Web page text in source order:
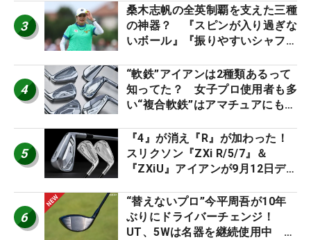
3
桑木志帆の全英制覇を支えた三種
の神器？ 『スピンが入り過ぎな
いボール』『振りやすいシャフ
ー』 #女子プロセッティング
4
“軟鉄”アイアンは2種類あるって
知ってた？ 女子プロ使用者も多
い“複合軟鉄”はアマチュアにもオ
5
『4』が消え『R』が加わった！
スリクソン『ZXi R/5/7』＆
『ZXiU』アイアンが9月12日デ
6
“替えないプロ”今平周吾が10年
ぶりにドライバーチェンジ！
UT、5Wは名器を継続使用中 #